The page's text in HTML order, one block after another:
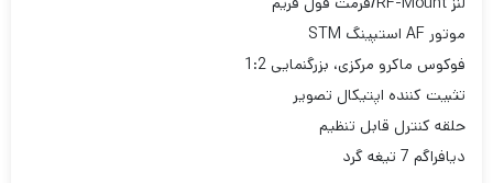
موتور AF استپینگ STM
فوکوس ماکرو مرکزی، بزرگنمایی 1:2
تثبیت کننده اپتیکال تصویر
حلقه کنترل قابل تنظیم
دیافراگم 7 تیغه گرد